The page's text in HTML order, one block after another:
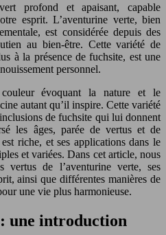
profond et apaisant, capable
esprit. L’aventurine verte, bien
est considérée depuis des
au bien-être. Cette variété de
à la présence de fuchsite, est une
personnel.
évoquant la nature et le
autant qu’il inspire. Cette variété
de fuchsite qui lui donnent
les âges, parée de vertus et de
riche, et ses applications dans le
et variées. Dans cet article, nous
vertus de l’aventurine verte, ses
ainsi que différentes manières de
une vie plus harmonieuse.
une introduction